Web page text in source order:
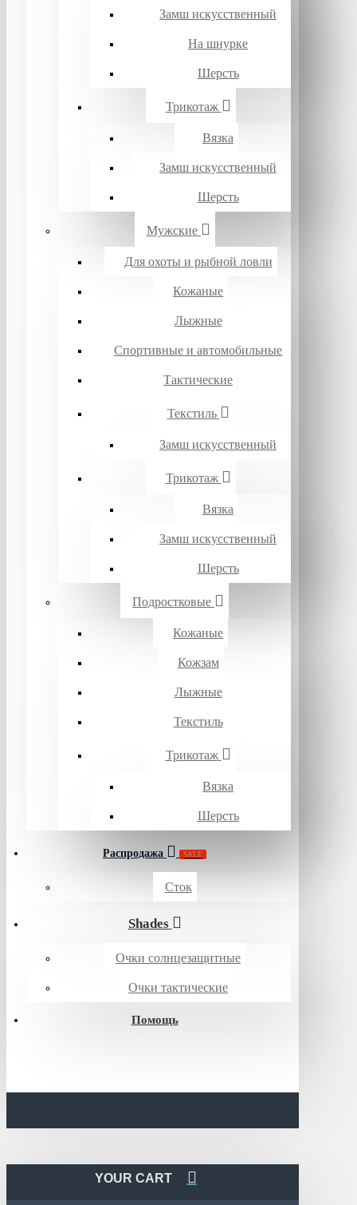
Замш искусственный
На шнурке
Шерсть
Трикотаж
Вязка
Замш искусственный
Шерсть
Мужские
Для охоты и рыбной ловли
Кожаные
Лыжные
Спортивные и автомобильные
Тактические
Текстиль
Замш искусственный
Трикотаж
Вязка
Замш искусственный
Шерсть
Подростковые
Кожаные
Кожзам
Лыжные
Текстиль
Трикотаж
Вязка
Шерсть
Распродажа SALE
Сток
Shades
Очки солнцезащитные
Очки тактические
Помощь
YOUR CART